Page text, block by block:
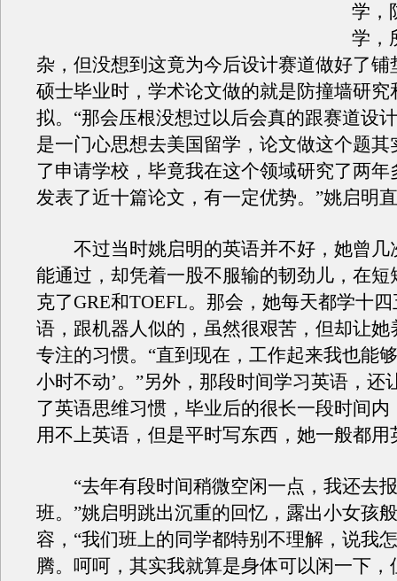
学，
学，
杂，但没想到这竟为今后设计赛道做好了铺
硕士毕业时，学术论文做的就是防撞墙研究
拟。“那会压根没想过以后会真的跟赛道设
是一门心思想去美国留学，论文做这个题其
了申请学校，毕竟我在这个领域研究了两年
发表了近十篇论文，有一定优势。”姚启明
不过当时姚启明的英语并不好，她曾几
能通过，却凭着一股不服输的韧劲儿，在短
克了GRE和TOEFL。那会，她每天都学十
语，跟机器人似的，虽然很艰苦，但却让她
专注的习惯。“直到现在，工作起来我也能
小时不动’。”另外，那段时间学习英语，还
了英语思维习惯，毕业后的很长一段时间内
用不上英语，但是平时写东西，她一般都用
“去年有段时间稍微空闲一点，我还去
班。”姚启明跳出沉重的回忆，露出小女孩
容，“我们班上的同学都特别不理解，说我
腾。呵呵，其实我就算是身体可以闲一下，